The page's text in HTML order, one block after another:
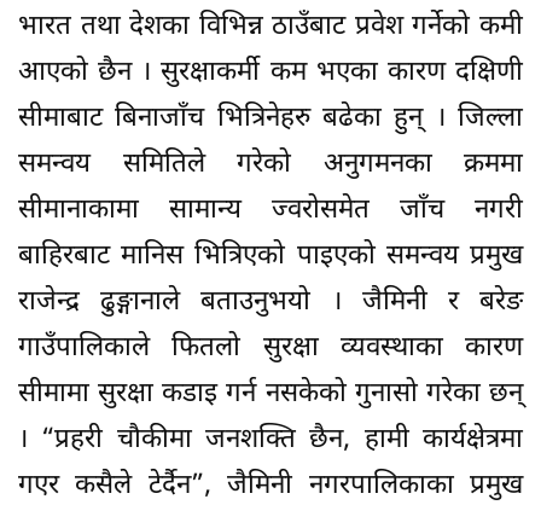
भारत तथा देशका विभिन्न ठाउँबाट प्रवेश गर्नेको कमी
आएको छैन । सुरक्षाकर्मी कम भएका कारण दक्षिणी
सीमाबाट बिनाजाँच भित्रिनेहरु बढेका हुन् । जिल्ला
समन्वय समितिले गरेको अनुगमनका क्रममा
सीमानाकामा सामान्य ज्वरोसमेत जाँच नगरी
बाहिरबाट मानिस भित्रिएको पाइएको समन्वय प्रमुख
राजेन्द्र ढुङ्गानाले बताउनुभयो । जैमिनी र बरेङ
गाउँपालिकाले फितलो सुरक्षा व्यवस्थाका कारण
सीमामा सुरक्षा कडाइ गर्न नसकेको गुनासो गरेका छन्
। “प्रहरी चौकीमा जनशक्ति छैन, हामी कार्यक्षेत्रमा
गएर कसैले टेर्दैन”, जैमिनी नगरपालिकाका प्रमुख